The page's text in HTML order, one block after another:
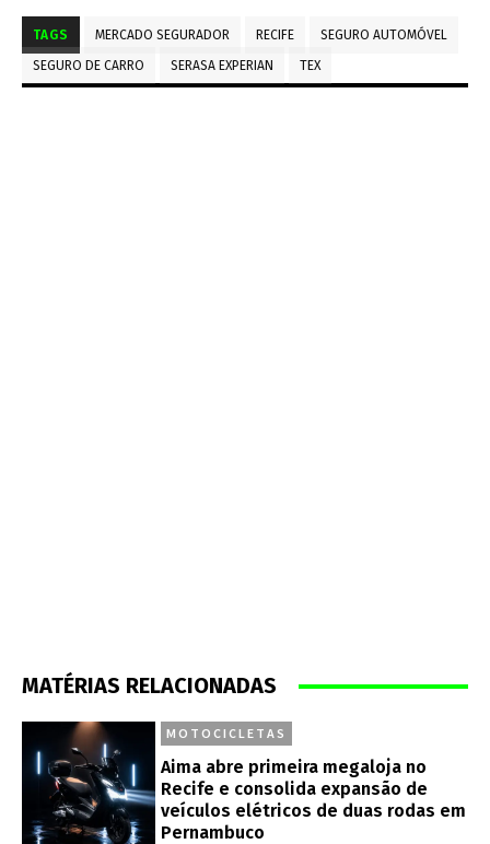
TAGS MERCADO SEGURADOR RECIFE
SEGURO AUTOMÓVEL
SEGURO DE CARRO
SERASA EXPERIAN TEX
MATÉRIAS RELACIONADAS
MOTOCICLETAS
Aima abre primeira megaloja no
Recife e consolida expansão de
veículos elétricos de duas rodas em
Pernambuco